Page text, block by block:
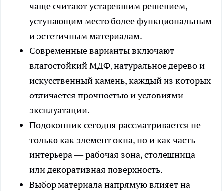
чаще считают устаревшим решением,
уступающим место более функциональным
и эстетичным материалам.
Современные варианты включают
влагостойкий МДФ, натуральное дерево и
искусственный камень, каждый из которых
отличается прочностью и условиями
эксплуатации.
Подоконник сегодня рассматривается не
только как элемент окна, но и как часть
интерьера — рабочая зона, столешница
или декоративная поверхность.
Выбор материала напрямую влияет на